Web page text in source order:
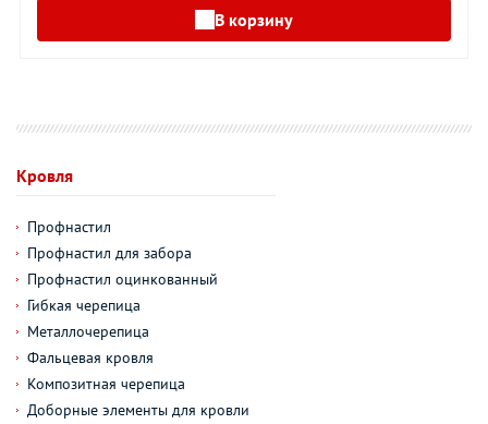
В корзину
Кровля
Профнастил
Профнастил для забора
Профнастил оцинкованный
Гибкая черепица
Металлочерепица
Фальцевая кровля
Композитная черепица
Доборные элементы для кровли